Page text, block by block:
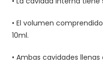
• El volumen
10ml.
• Ambas cavidades